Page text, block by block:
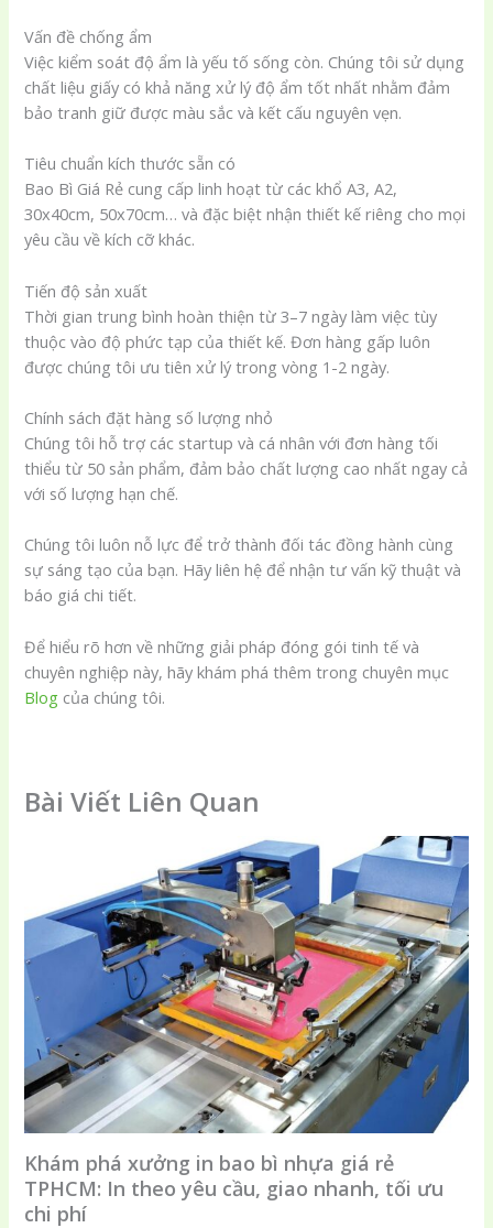
Vấn đề chống ẩm
Việc kiểm soát độ ẩm là yếu tố sống còn. Chúng tôi sử dụng
chất liệu giấy có khả năng xử lý độ ẩm tốt nhất nhằm đảm
bảo tranh giữ được màu sắc và kết cấu nguyên vẹn.
Tiêu chuẩn kích thước sẵn có
Bao Bì Giá Rẻ cung cấp linh hoạt từ các khổ A3, A2,
30x40cm, 50x70cm… và đặc biệt nhận thiết kế riêng cho mọi
yêu cầu về kích cỡ khác.
Tiến độ sản xuất
Thời gian trung bình hoàn thiện từ 3–7 ngày làm việc tùy
thuộc vào độ phức tạp của thiết kế. Đơn hàng gấp luôn
được chúng tôi ưu tiên xử lý trong vòng 1-2 ngày.
Chính sách đặt hàng số lượng nhỏ
Chúng tôi hỗ trợ các startup và cá nhân với đơn hàng tối
thiểu từ 50 sản phẩm, đảm bảo chất lượng cao nhất ngay cả
với số lượng hạn chế.
Chúng tôi luôn nỗ lực để trở thành đối tác đồng hành cùng
sự sáng tạo của bạn. Hãy liên hệ để nhận tư vấn kỹ thuật và
báo giá chi tiết.
Để hiểu rõ hơn về những giải pháp đóng gói tinh tế và
chuyên nghiệp này, hãy khám phá thêm trong chuyên mục
Blog của chúng tôi.
Bài Viết Liên Quan
Khám phá xưởng in bao bì nhựa giá rẻ
TPHCM: In theo yêu cầu, giao nhanh, tối ưu
chi phí